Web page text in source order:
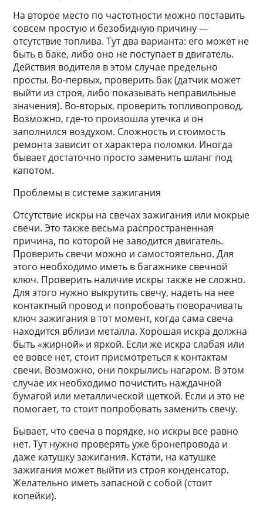
На второе место по частотности можно поставить
совсем простую и безобидную причину —
отсутствие топлива. Тут два варианта: его может не
быть в баке, либо оно не поступает в двигатель.
Действия водителя в этом случае предельно
просты. Во-первых, проверить бак (датчик может
выйти из строя, либо показывать неправильные
значения). Во-вторых, проверить топливопровод.
Возможно, где-то произошла утечка и он
заполнился воздухом. Сложность и стоимость
ремонта зависит от характера поломки. Иногда
бывает достаточно просто заменить шланг под
капотом.
Проблемы в системе зажигания
Отсутствие искры на свечах зажигания или мокрые
свечи. Это также весьма распространенная
причина, по которой не заводится двигатель.
Проверить свечи можно и самостоятельно. Для
этого необходимо иметь в багажнике свечной
ключ. Проверить наличие искры также не сложно.
Для этого нужно выкрутить свечу, надеть на нее
контактный провод и попробовать поворачивать
ключ зажигания в тот момент, когда сама свеча
находится вблизи металла. Хорошая искра должна
быть «жирной» и яркой. Если же искра слабая или
ее вовсе нет, стоит присмотреться к контактам
свечи. Возможно, они покрылись нагаром. В этом
случае их необходимо почистить наждачной
бумагой или металлической щеткой. Если и это не
помогает, то стоит попробовать заменить свечу.
Бывает, что свеча в порядке, но искры все равно
нет. Тут нужно проверять уже бронепровода и
даже катушку зажигания. Кстати, на катушке
зажигания может выйти из строя конденсатор.
Желательно иметь запасной с собой (стоит
копейки).